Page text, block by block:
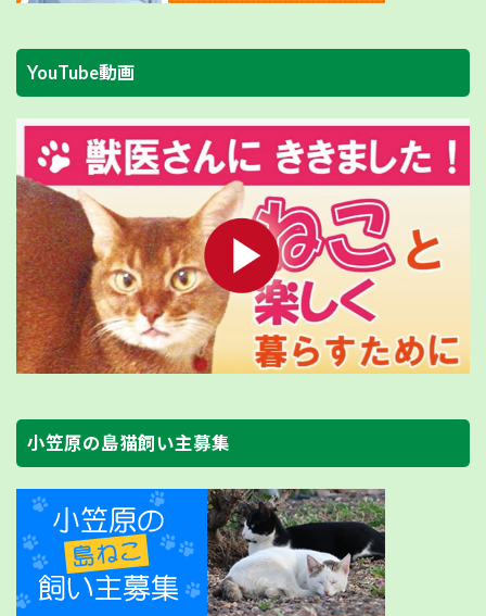
YouTube動画
小笠原の島猫飼い主募集